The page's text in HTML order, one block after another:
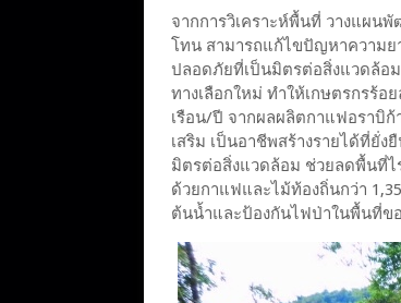
จากการวิเคราะห์พื้นที่ วางแผน
โทน สามารถแก้ไขปัญหาความย
ปลอดภัยที่เป็นมิตรต่อสิ่งแวดล้อ
ทางเลือกใหม่ ทำให้เกษตรกรร้อ
เรือน/ปี จากผลผลิตกาแฟอราบิ
เสริม เป็นอาชีพสร้างรายได้ที่ยั่
มิตรต่อสิ่งแวดล้อม ช่วยลดพื้นที่ไ
ด้วยกาแฟและไม้ท้องถิ่นกว่า
ต้นน้ำและป้องกันไฟป่าในพื้นที่ข